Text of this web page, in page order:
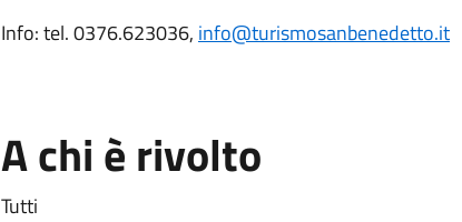
Info: tel. 0376.623036, info@turismosanbenedetto.it
A chi è rivolto
Tutti